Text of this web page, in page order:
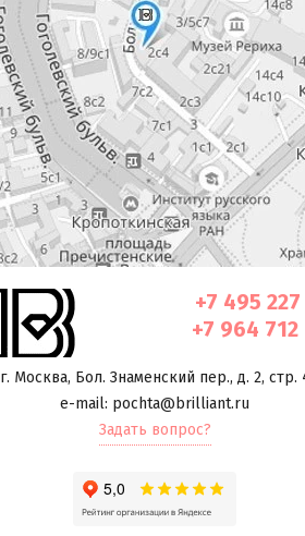
+7 495
+7 964
г. Москва, Бол. Знаменский пер., д. 2, стр.
e-mail: pochta@brilliant.ru
Задать вопрос?